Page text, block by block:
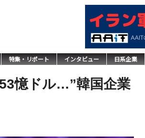
特集・リポート インタビュー 日系企業
憶ドル…”韓国企業